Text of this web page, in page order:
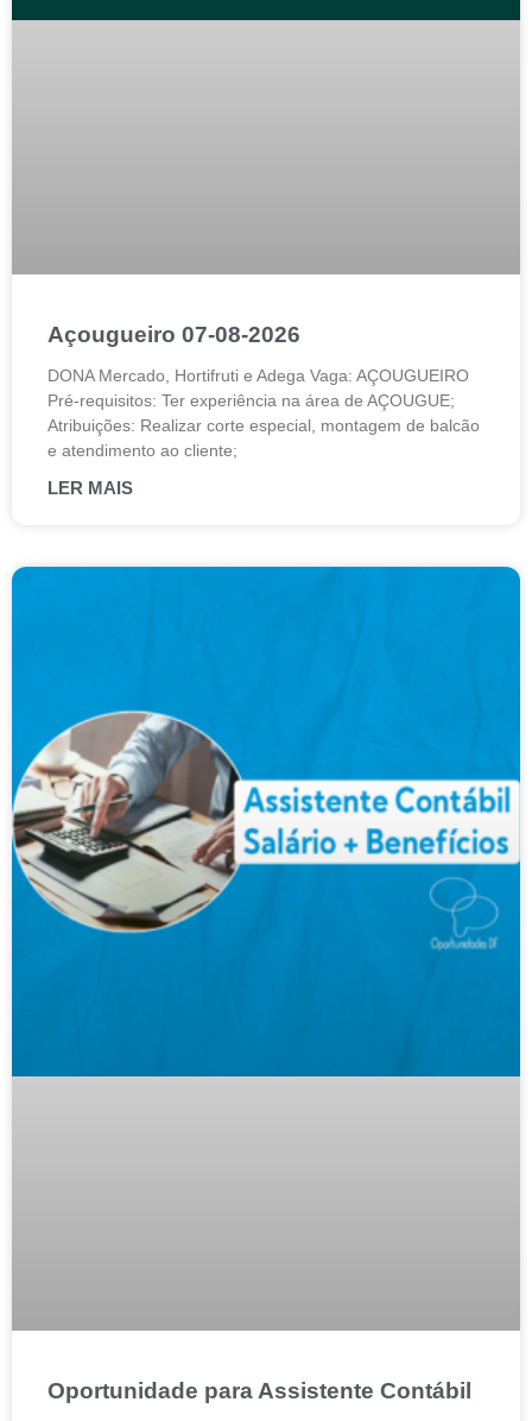
Açougueiro 07-08-2026
DONA Mercado, Hortifruti e Adega Vaga: AÇOUGUEIRO
Pré-requisitos: Ter experiência na área de AÇOUGUE;
Atribuições: Realizar corte especial, montagem de balcão
e atendimento ao cliente;
LER MAIS
Oportunidade para Assistente Contábil